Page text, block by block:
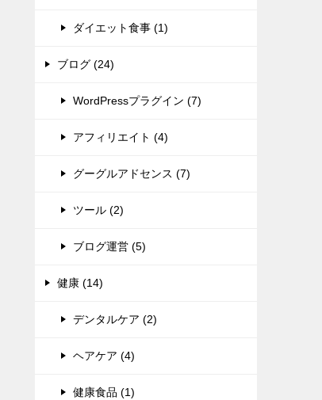
ダイエット食事 (1)
ブログ (24)
WordPressプラグイン (7)
アフィリエイト (4)
グーグルアドセンス (7)
ツール (2)
ブログ運営 (5)
健康 (14)
デンタルケア (2)
ヘアケア (4)
健康食品 (1)